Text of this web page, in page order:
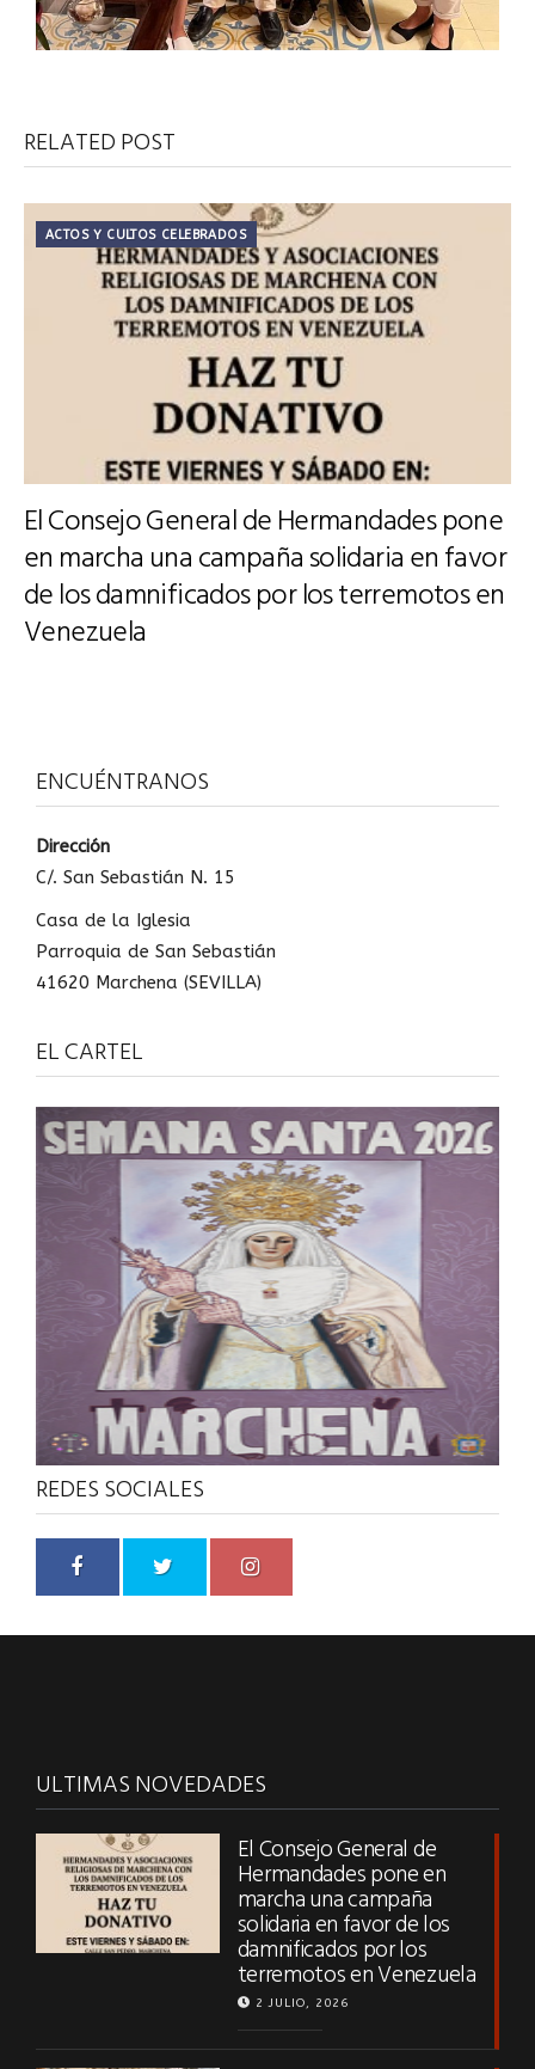
RELATED POST
ACTOS Y CULTOS CELEBRADOS
El Consejo General de Hermandades pone
en marcha una campaña solidaria en favor
de los damnificados por los terremotos en
Venezuela
ENCUÉNTRANOS
Dirección
C/. San Sebastián N. 15
Casa de la Iglesia
Parroquia de San Sebastián
41620 Marchena (SEVILLA)
EL CARTEL
REDES SOCIALES
ULTIMAS NOVEDADES
El Consejo General de
Hermandades pone en
marcha una campaña
solidaria en favor de los
damnificados por los
terremotos en Venezuela
2 JULIO, 2026